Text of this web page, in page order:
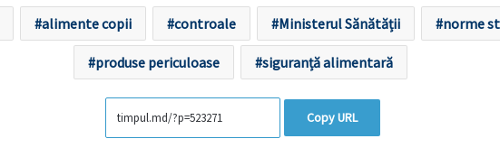
alimente copii controale Ministerul Sănătății norme
produse periculoase siguranță alimentară
Copy URL